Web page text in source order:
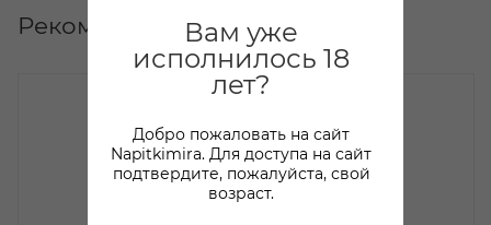
Вам уже
исполнилось 18
лет?
Добро пожаловать на сайт
Napitkimira. Для доступа на сайт
подтвердите, пожалуйста, свой
возраст.
Рекомендуем